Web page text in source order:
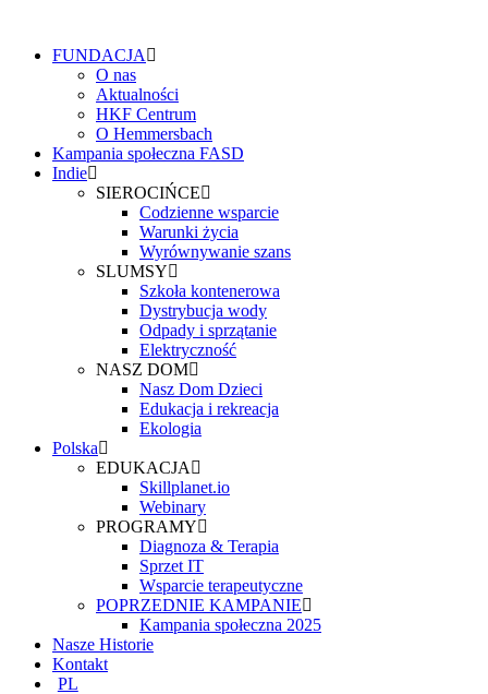
FUNDACJA
O nas
Aktualności
HKF Centrum
O Hemmersbach
Kampania społeczna FASD
Indie
SIEROCIŃCE
Codzienne wsparcie
Warunki życia
Wyrównywanie szans
SLUMSY
Szkoła kontenerowa
Dystrybucja wody
Odpady i sprzątanie
Elektryczność
NASZ DOM
Nasz Dom Dzieci
Edukacja i rekreacja
Ekologia
Polska
EDUKACJA
Skillplanet.io
Webinary
PROGRAMY
Diagnoza & Terapia
Sprzet IT
Wsparcie terapeutyczne
POPRZEDNIE KAMPANIE
Kampania społeczna 2025
Nasze Historie
Kontakt
PL